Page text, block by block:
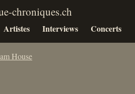
Artistes Interviews Concerts
House